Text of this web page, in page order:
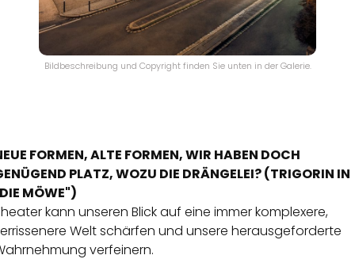
Bildbeschreibung und Copyright finden Sie unten in der Galerie.
FORMEN, ALTE FORMEN, WIR HABEN DOCH
PLATZ, WOZU DIE DRÄNGELEI? (TRIGORIN IN
MÖWE")
kann unseren Blick auf eine immer komplexere,
Welt schärfen und unsere herausgeforderte
verfeinern.